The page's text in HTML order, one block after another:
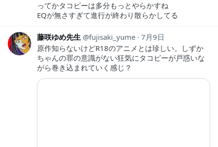
ってかタコピーは多分もっとやらかすね
EQが無さすぎて進行が終わり散らかしてる
藤咲ゆめ先生 fujisaki_yume 7月9日
原作知らないけどR18のアニメとは珍しい。しずか
ちゃんの罪の意識がない狂気にタコピーが戸惑いな
がら巻き込まれていく感じ？